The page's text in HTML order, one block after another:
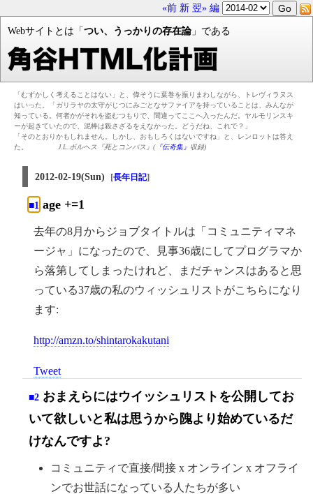
«前 新 翌» 編
Webサイトとは「 つい、うっかりの存在論」である
「むずかしく考えることはない」と、偉そうに葉巻を振りまわしながら、トレヴィラヌス
はいった。「ガリラヤの太守がじつにみごとなサファイアを持っていることは、みんなが
知っている。何者かがそれを盗むつもりで、間違ってここへ入ったんだ。ヤルモリンスキ
ーが起きていたので、泥棒は殺さざるをえなかった。どうだね、これで？」
「そのとおりかもしれません。しかし、おもしろくはないですね」と、レンロットは答え
た。
J.L.ボルヘス『死とコンパス』(『伝奇集』 収録)
2012-02-19(Sun) [長年日記]
■1 age +=1
去年の8月からジョブタイトルは「コミュニティマネ
ージャ」になったので、見事36歳にしてプログラマか
ら落第してしまったけれど、まだチャンスはあると思
っている37歳の私のウィッシュリストがこちらになり
ます:
http://amzn.to/shintarokakutani
Tweet
■2 おまえらにはウイッシュリストを公開してお
いて欲しいと私は思うから隗より始めているだ
けなんですよ?
コミュニティで直接/間接 x オンライン x オフライ
ンでお世話になっている人たちが多い